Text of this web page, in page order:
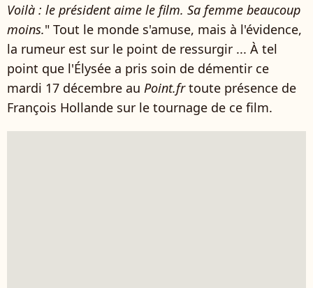
Voilà : le président aime le film. Sa femme beaucoup
moins." Tout le monde s'amuse, mais à l'évidence,
la rumeur est sur le point de ressurgir ... À tel
point que l'Élysée a pris soin de démentir ce
mardi 17 décembre au Point.frtoute présence de
François Hollande sur le tournage de ce film.